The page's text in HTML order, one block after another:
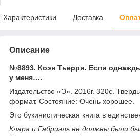
Характеристики Доставка
Описание
№8893. Коэн Тьерри. Если
у меня….
Издательство «Э». 2016г. 320с.
формат. Состояние: Очень хорошее.
Это букинистическая книга в
Клара и Габриэль не должны были